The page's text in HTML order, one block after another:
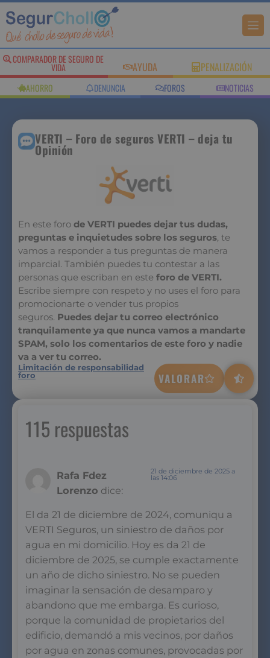
COMPARADOR DE SEGURO DE
VIDA AYUDA PENALIZACIÓN
AHORRO DENUNCIA FOROS NOTICIAS
VERTI – Foro de seguros VERTI – deja tu
Opinión
En este foro de VERTI puedes dejar tus dudas,
preguntas e inquietudes sobre los seguros, te
vamos a responder a tus preguntas de manera
imparcial. También puedes tu contestar a las
personas que escriban en este foro de VERTI.
Escribe siempre con respeto y no uses el foro para
promocionarte o vender tus propios
seguros. Puedes dejar tu correo electrónico
tranquilamente ya que nunca vamos a mandarte
SPAM, solo los comentarios de este foro y nadie
va a ver tu correo.
VALORAR
Limitación de responsabilidad
foro
115 respuestas
Rafa Fdez
Lorenzo dice:
21 de diciembre de 2025 a
las 14:06
El da 21 de diciembre de 2024, comuniqu a
VERTI Seguros, un siniestro de daños por
agua en mi domicilio. Hoy es da 21 de
diciembre de 2025, se cumple exactamente
un año de dicho siniestro. No se pueden
imaginar la sensación de desamparo y
abandono que me embarga. Es curioso,
porque la comunidad de propietarios del
edificio, demandó a mis vecinos, por daños
por agua en zonas comunes, provocadas por